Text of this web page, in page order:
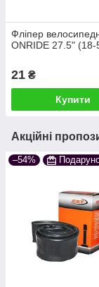
Фліпер
ONRIDE 27.5" (18-
21 ₴
Купити
Акційні
–54%